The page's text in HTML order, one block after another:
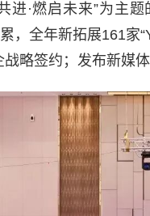
进·燃启未来”为主
，全年新拓展161家
略签约；发布新媒